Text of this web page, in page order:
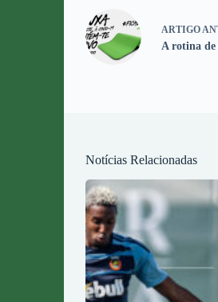
ARTIGO
A rotina de
Notícias Relacionadas